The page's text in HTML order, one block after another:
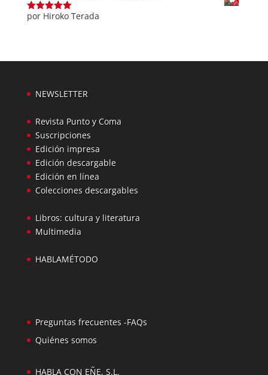
Valorado
por Hiroko Terada
NEWSLETTER
Revista Punto y Coma
Suscripciones
Edición impresa
Edición descargable
Edición en línea
Colecciones descargables
Libros: cultura y literatura
Multimedia
HABLAMÉTODO
Preguntas frecuentes -FAQs
Quiénes somos
HABLA CON EÑE, S.L.